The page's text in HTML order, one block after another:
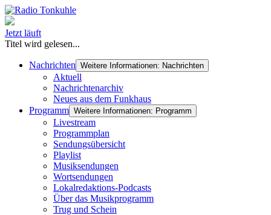
Jetzt läuft
Titel wird gelesen...
Nachrichten Weitere Informationen: Nachrichten
Aktuell
Nachrichtenarchiv
Neues aus dem Funkhaus
Programm Weitere Informationen: Programm
Livestream
Programmplan
Sendungsübersicht
Playlist
Musiksendungen
Wortsendungen
Lokalredaktions-Podcasts
Über das Musikprogramm
Trug und Schein